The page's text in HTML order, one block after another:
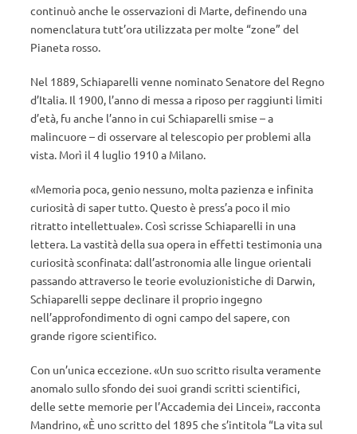
continuò anche le osservazioni di Marte, definendo una
nomenclatura tutt’ora utilizzata per molte “zone” del
Pianeta rosso.
Nel 1889, Schiaparelli venne nominato Senatore del Regno
d’Italia. Il 1900, l’anno di messa a riposo per raggiunti limiti
d’età, fu anche l’anno in cui Schiaparelli smise – a
malincuore – di osservare al telescopio per problemi alla
vista. Morì il 4 luglio 1910 a Milano.
«Memoria poca, genio nessuno, molta pazienza e infinita
curiosità di saper tutto. Questo è press’a poco il mio
ritratto intellettuale». Così scrisse Schiaparelli in una
lettera. La vastità della sua opera in effetti testimonia una
curiosità sconfinata: dall’astronomia alle lingue orientali
passando attraverso le teorie evoluzionistiche di Darwin,
Schiaparelli seppe declinare il proprio ingegno
nell’approfondimento di ogni campo del sapere, con
grande rigore scientifico.
Con un’unica eccezione. «Un suo scritto risulta veramente
anomalo sullo sfondo dei suoi grandi scritti scientifici,
delle sette memorie per l’Accademia dei Lincei», racconta
Mandrino, «È uno scritto del 1895 che s’intitola “La vita sul